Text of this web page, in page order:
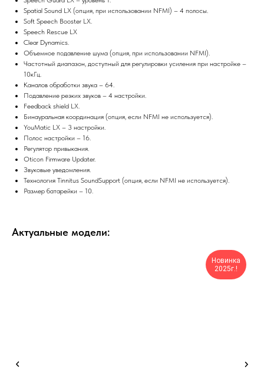
Spatial Sound LX (опция, при использовании NFMI) – 4 полосы.
Soft Speech Booster LX.
Speech Rescue LX
Clear Dynamics.
Объемное подавление шума (опция, при использовании NFMI).
Частотный диапазон, доступный для регулировки усиления при настройке –
10кГц.
Каналов обработки звука – 64.
Подавление резких звуков – 4 настройки.
Feedback shield LX.
Бинауральная координация (опция, если NFMI не используется).
YouMatic LX – 3 настройки.
Полос настройки – 16.
Регулятор привыкания.
Oticon Firmware Updater.
Звуковые уведомления.
Технология Tinnitus SoundSupport (опция, если NFMI не используется).
Размер батарейки – 10.
Актуальные модели:
Новинка
2025г.!